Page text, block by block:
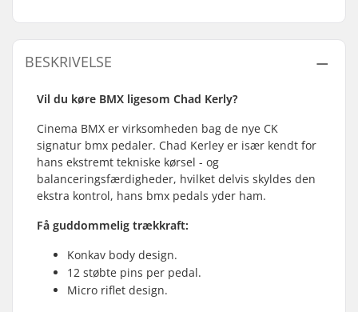
BESKRIVELSE
Vil du køre BMX ligesom Chad Kerly?
Cinema BMX er virksomheden bag de nye CK
signatur bmx pedaler. Chad Kerley er især kendt for
hans ekstremt tekniske kørsel - og
balanceringsfærdigheder, hvilket delvis skyldes den
ekstra kontrol, hans bmx pedals yder ham.
Få guddommelig trækkraft:
Konkav body design.
12 støbte pins per pedal.
Micro riflet design.